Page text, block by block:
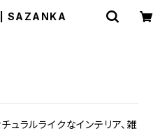
SAZANKA
ラルライクなインテリア、雑